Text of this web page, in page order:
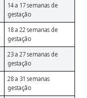
14 a 17 semanas de
gestação
18 a 22 semanas de
gestação
23 a 27 semanas de
gestação
28 a 31 semanas
gestação